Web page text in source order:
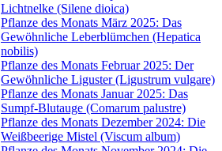
Lichtnelke (Silene dioica)
Pflanze des Monats März 2025: Das
Gewöhnliche Leberblümchen (Hepatica
nobilis)
Pflanze des Monats Februar 2025: Der
Gewöhnliche Liguster (Ligustrum vulgare)
Pflanze des Monats Januar 2025: Das
Sumpf-Blutauge (Comarum palustre)
Pflanze des Monats Dezember 2024: Die
Weißbeerige Mistel (Viscum album)